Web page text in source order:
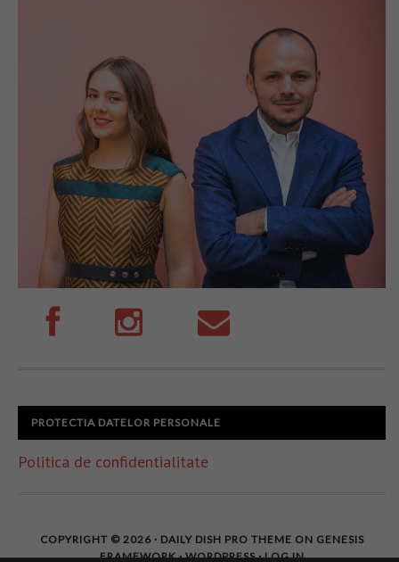
PROTECTIA DATELOR PERSONALE
Politica de confidentialitate
COPYRIGHT © 2026 · DAILY DISH PRO THEME ON GENESIS
FRAMEWORK·WORDPRESS·LOG IN